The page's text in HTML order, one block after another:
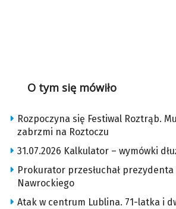
O tym się mówiło
Rozpoczyna się Festiwal Roztrąb.
zabrzmi na Roztoczu
31.07.2026 Kalkulator – wymówki
Prokurator przesłuchał prezydenta
Nawrockiego
Atak w centrum Lublina. 71-latka i